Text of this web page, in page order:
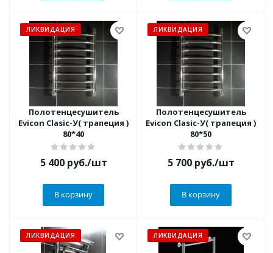
ЛИКВИДАЦИЯ
Полотенцесушитель
Evicon Clasic-У( трапеция )
80*40
5 400руб./шт
В корзину
ЛИКВИДАЦИЯ
Полотенцесушитель
Evicon Clasic-У( трапеция )
80*50
5 700руб./шт
В корзину
ЛИКВИДАЦИЯ ЛИКВИДАЦИЯ